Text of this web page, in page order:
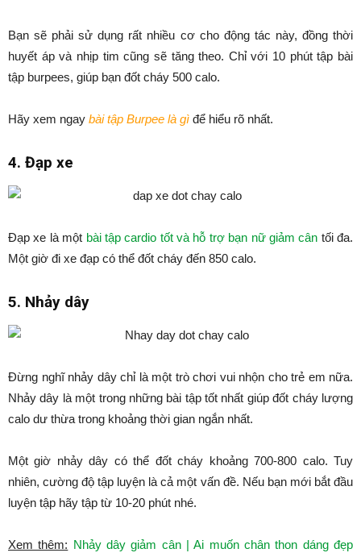
Bạn sẽ phải sử dụng rất nhiều cơ cho động tác này, đồng thời
huyết áp và nhịp tim cũng sẽ tăng theo. Chỉ với 10 phút tập bài
tập burpees, giúp bạn đốt cháy 500 calo.
Hãy xem ngay bài tập Burpee là gì để hiểu rõ nhất.
4. Đạp xe
Đạp xe là một bài tập cardio tốt và hỗ trợ bạn nữ giảm cân tối đa.
Một giờ đi xe đạp có thể đốt cháy đến 850 calo.
5. Nhảy dây
Đừng nghĩ nhảy dây chỉ là một trò chơi vui nhộn cho trẻ em nữa.
Nhảy dây là một trong những bài tập tốt nhất giúp đốt cháy lượng
calo dư thừa trong khoảng thời gian ngắn nhất.
Một giờ nhảy dây có thể đốt cháy khoảng 700-800 calo. Tuy
nhiên, cường độ tập luyện là cả một vấn đề. Nếu bạn mới bắt đầu
luyện tập hãy tập từ 10-20 phút nhé.
Xem thêm: Nhảy dây giảm cân | Ai muốn chân thon dáng đẹp